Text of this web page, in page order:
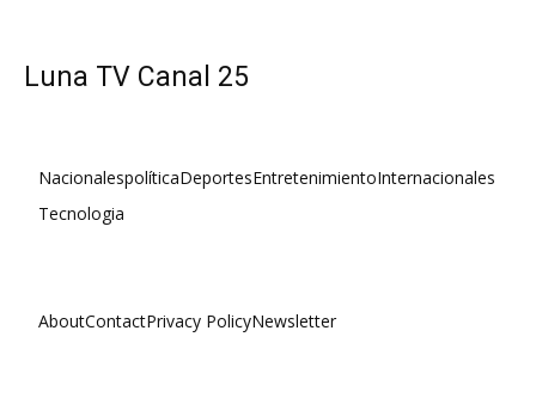
Luna TV Canal 25
NacionalespolíticaDeportesEntretenimientoInternacionales
Tecnologia
AboutContactPrivacy PolicyNewsletter